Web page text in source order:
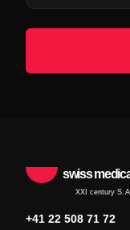
swiss
XXI century
+41 22 508 71 72